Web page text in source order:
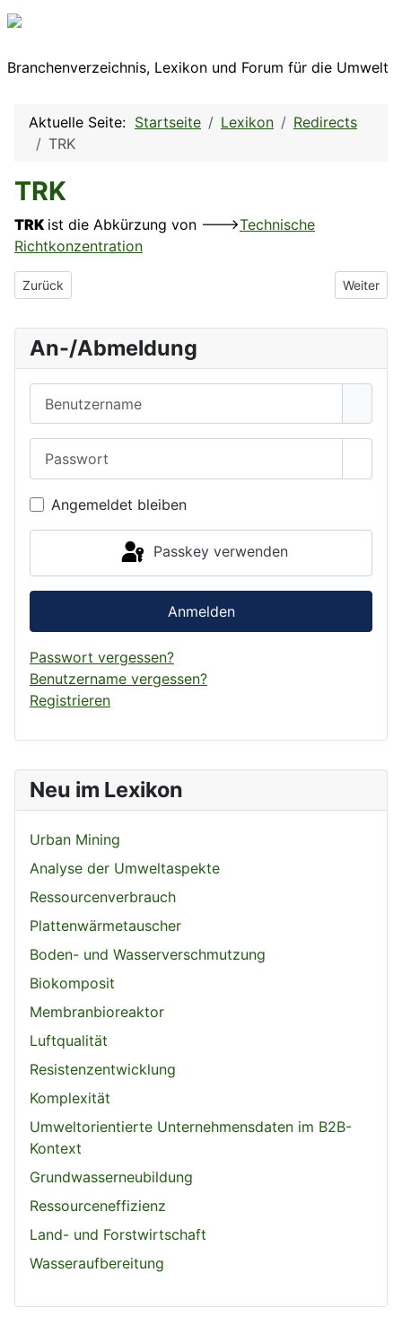
Branchenverzeichnis, Lexikon und Forum für die Umwelt
Neu im Lexikon
Urban Mining
Analyse der Umweltaspekte
Ressourcenverbrauch
Plattenwärmetauscher
Boden- und Wasserverschmutzung
Biokomposit
Membranbioreaktor
Luftqualität
Resistenzentwicklung
Komplexität
Umweltorientierte Unternehmensdaten im B2B-
Kontext
Grundwasserneubildung
Ressourceneffizienz
Land- und Forstwirtschaft
Wasseraufbereitung
Aktuelle Seite: Startseite Lexikon
Redirects
TRK
TRK
TRK ist die Abkürzung von --->Technische
Richtkonzentration
Vorheriger Beitrag: TrinkwV
Zurück Nächster
Weiter
An-/Abmeldung
Angemeldet bleiben
Passkey verwenden
Anmelden
Passwort vergessen?
Benutzername vergessen?
Registrieren